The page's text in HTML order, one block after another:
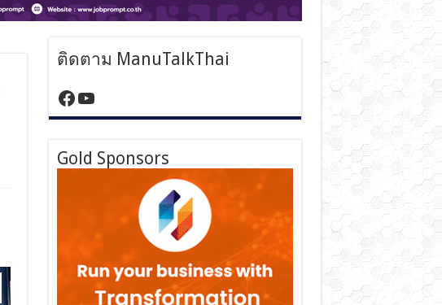
ติดตาม ManuTalkThai
https://www.facebook.com/manutalkthai/
YouTube
Gold Sponsors